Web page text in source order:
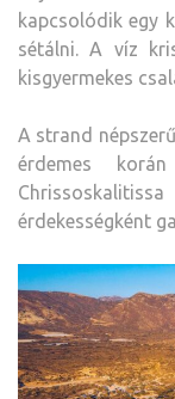
kapcsolódik egy
sétálni. A víz
kisgyermekes
A strand
érdemes
érdekességként